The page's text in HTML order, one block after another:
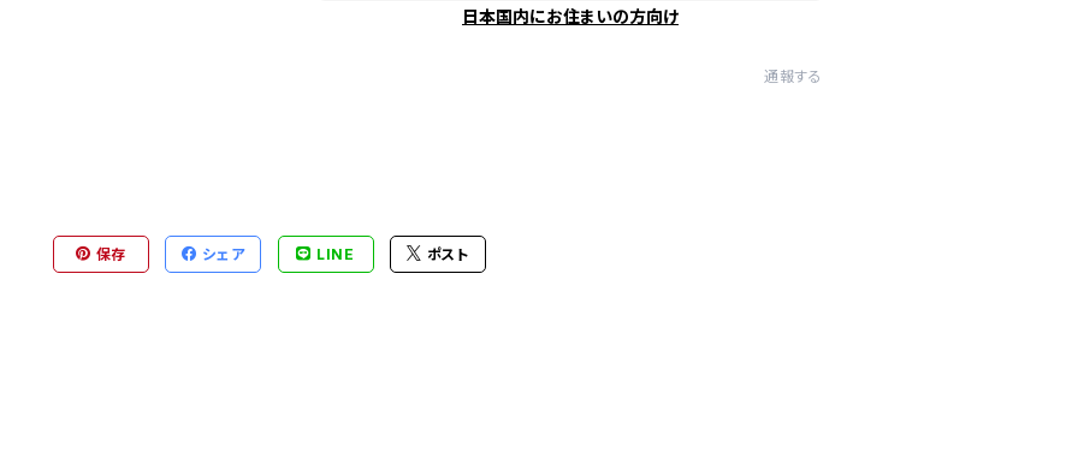
日本国内にお住まいの方向け
通報する
保存 シェア LINE ポスト